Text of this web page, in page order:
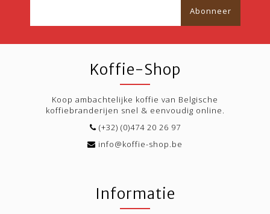
Abonneer
Koffie-Shop
Koop ambachtelijke koffie van Belgische
koffiebranderijen snel & eenvoudig online.
(+32) (0)474 20 26 97
info@koffie-shop.be
Informatie